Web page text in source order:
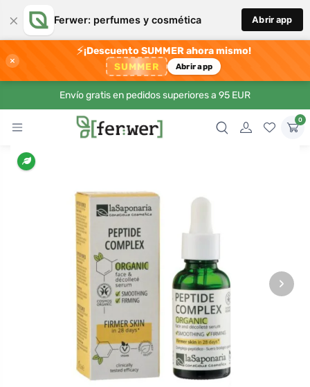
× Ferwer: perfumes y cosmética Abrir app
×
⚡¡Descuento SUMMER ahora mismo!
SUMMER Abrir app
Envío gratis en pedidos superiores a 95 EUR
0
›